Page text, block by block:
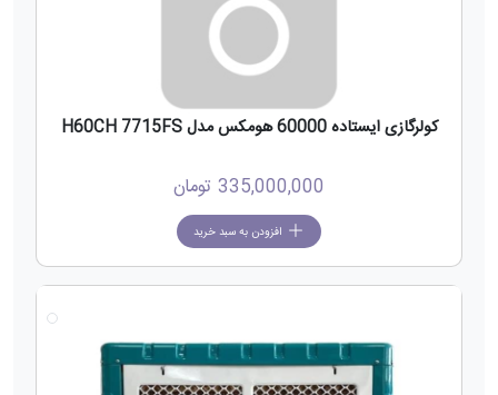
کولرگازی ایستاده 60000 هومکس مدل H60CH 7715FS
335,000,000 تومان
افزودن به سبد خرید